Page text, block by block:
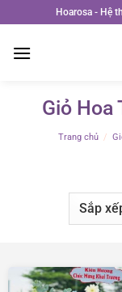
qua
nội
Hoarosa - Hệ
Giỏ Hoa
Trang chủ /